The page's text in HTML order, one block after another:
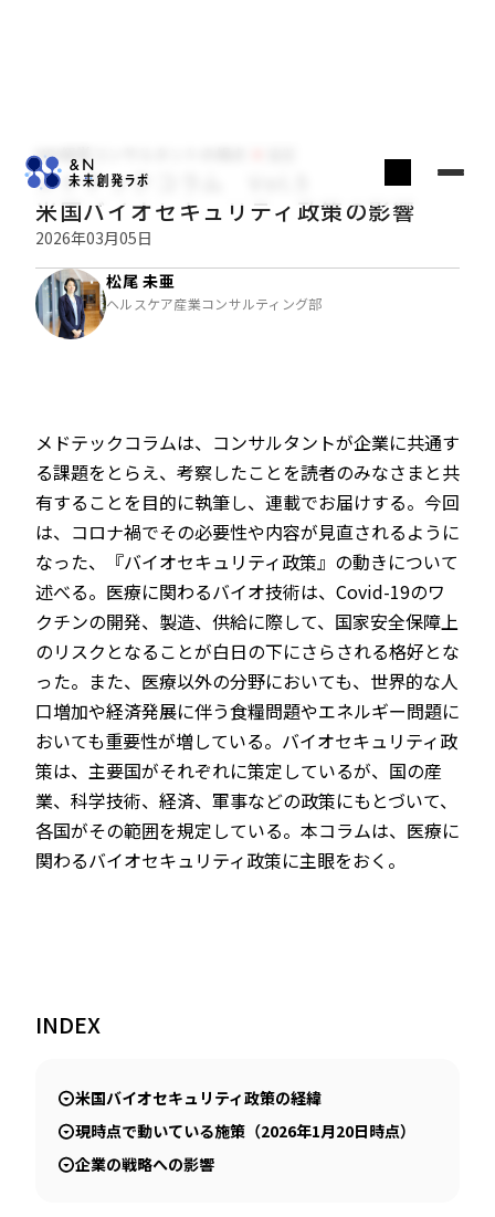
JP EN
NRI経営コンサルタントの視点
メドテックコラム Vol.5
米国バイオセキュリティ政策の影響
2026年03月05日
松尾 未亜
ヘルスケア産業コンサルティング部
メドテックコラムは、コンサルタントが企業に共通す
る課題をとらえ、考察したことを読者のみなさまと共
有することを目的に執筆し、連載でお届けする。今回
は、コロナ禍でその必要性や内容が見直されるように
なった、『バイオセキュリティ政策』の動きについて
述べる。医療に関わるバイオ技術は、Covid-19のワ
クチンの開発、製造、供給に際して、国家安全保障上
のリスクとなることが白日の下にさらされる格好とな
った。また、医療以外の分野においても、世界的な人
口増加や経済発展に伴う食糧問題やエネルギー問題に
おいても重要性が増している。バイオセキュリティ政
策は、主要国がそれぞれに策定しているが、国の産
業、科学技術、経済、軍事などの政策にもとづいて、
各国がその範囲を規定している。本コラムは、医療に
関わるバイオセキュリティ政策に主眼をおく。
INDEX
米国バイオセキュリティ政策の経緯
現時点で動いている施策（2026年1月20日時点）
企業の戦略への影響